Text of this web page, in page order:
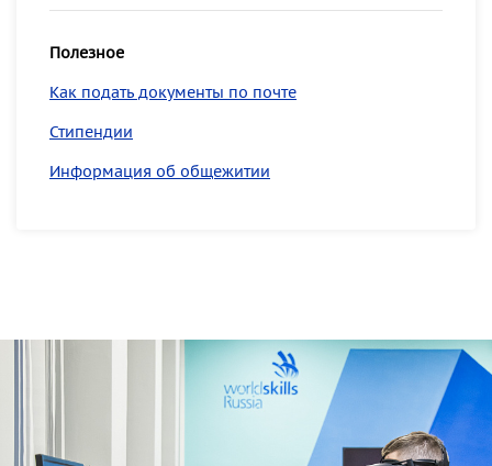
Полезное
Как подать документы по почте
Стипендии
Информация об общежитии